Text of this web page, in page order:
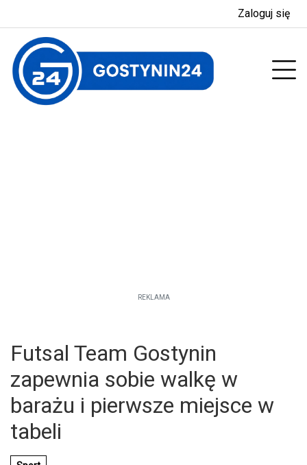
Zaloguj się
REKLAMA
Futsal Team Gostynin
zapewnia sobie walkę w
barażu i pierwsze miejsce w
tabeli